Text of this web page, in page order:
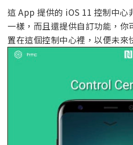
這 App 提供的 iOS 11 控制中心
一樣，而且還提供自訂功能，你
置在這個控制中心裡，以便未來